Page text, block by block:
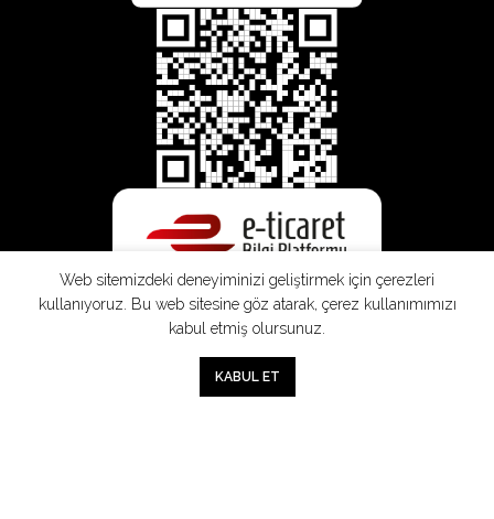
Web sitemizdeki deneyiminizi geliştirmek için çerezleri
kullanıyoruz. Bu web sitesine göz atarak, çerez kullanımımızı
kabul etmiş olursunuz.
KABUL ET
Sepet